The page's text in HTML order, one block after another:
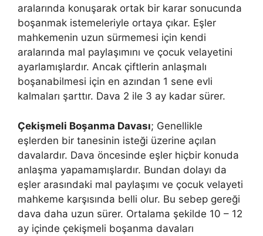
aralarında konuşarak ortak bir karar sonucunda
boşanmak istemeleriyle ortaya çıkar. Eşler
mahkemenin uzun sürmemesi için kendi
aralarında mal paylaşımını ve çocuk velayetini
ayarlamışlardır. Ancak çiftlerin anlaşmalı
boşanabilmesi için en azından 1 sene evli
kalmaları şarttır. Dava 2 ile 3 ay kadar sürer.
Çekişmeli Boşanma Davası; Genellikle
eşlerden bir tanesinin isteği üzerine açılan
davalardır. Dava öncesinde eşler hiçbir konuda
anlaşma yapamamışlardır. Bundan dolayı da
eşler arasındaki mal paylaşımı ve çocuk velayeti
mahkeme karşısında belli olur. Bu sebep gereği
dava daha uzun sürer. Ortalama şekilde 10 – 12
ay içinde çekişmeli boşanma davaları